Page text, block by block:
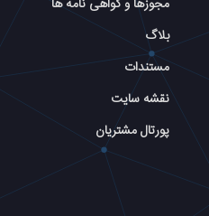
بلاگ
مستندات
نقشه سایت
پورتال مشتریان